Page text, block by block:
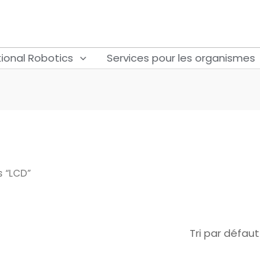
Robotics Services pour les organismes